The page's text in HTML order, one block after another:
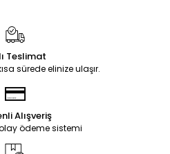
Teslimat
sürede elinize ulaşır.
Alışveriş
ödeme sistemi